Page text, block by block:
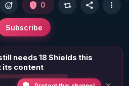
Subscribe
0
needs 18 Shields this
its content